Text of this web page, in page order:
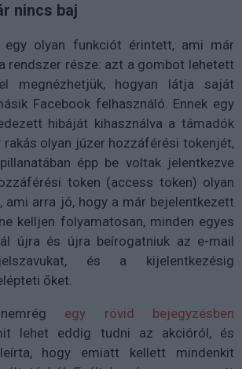
nincs baj
egy olyan funkciót érintett, ami már
rendszer része: azt a gombot lehetett
megnézhetjük, hogyan látja saját
Facebook felhasználó. Ennek egy
hibáját kihasználva a támadók
rakás olyan júzer hozzáférési tokenjét,
épp be voltak jelentkezve
token (access token) olyan
ami arra jó, hogy a már bejelentkezett
kelljen folyamatosan, minden egyes
újra és újra beírogatniuk az e-mail
és a kijelentkezésig
őket.
egy rövid bejegyzésben
lehet eddig tudni az akcióról, és
hogy emiatt kellett mindenkit